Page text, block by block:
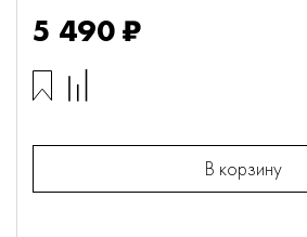
5 490 ₽
В корзину